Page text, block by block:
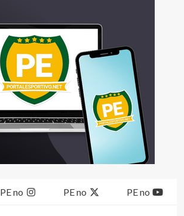
PE no PE no PE no